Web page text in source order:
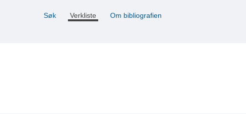
Søk Verkliste Om bibliografien